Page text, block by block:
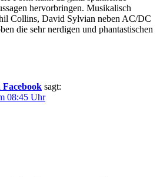
hervorbringen. Musikalisch
Collins, David Sylvian neben AC/DC
die sehr nerdigen und phantastischen
Facebook sagt:
08:45 Uhr